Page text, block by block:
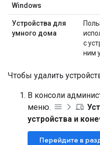
Windows
Устройства для
умного дома
с
ним
Чтобы удалить
В консоли
меню.
устройства и
Перейдите в